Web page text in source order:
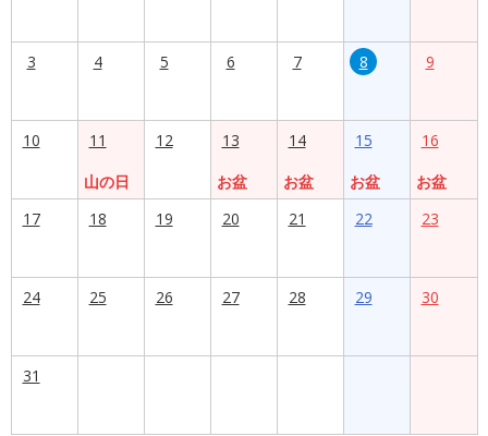
3 4 5 6 7 8 9
10
11
山の日
12
13
お盆
14
お盆
15
お盆
16
お盆
17
18 19 20 21 22 23
24 25 26 27 28 29 30
31